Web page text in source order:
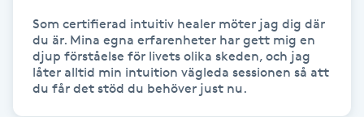
Fransförlängning Volym
Fransk manikyr
Som certifierad intuitiv healer möter jag dig där
du är. Mina egna erfarenheter har gett mig en
djup förståelse för livets olika skeden, och jag
låter alltid min intuition vägleda sessionen så att
du får det stöd du behöver just nu.